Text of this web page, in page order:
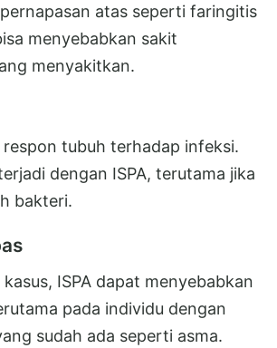
atas seperti faringitis
menyebabkan sakit
menyakitkan.
respon tubuh terhadap infeksi.
dengan ISPA, terutama jika
bakteri.
ISPA dapat menyebabkan
pada individu dengan
sudah ada seperti asma.